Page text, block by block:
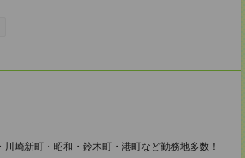
川崎新町・昭和・鈴木町・港町など勤務地多数！